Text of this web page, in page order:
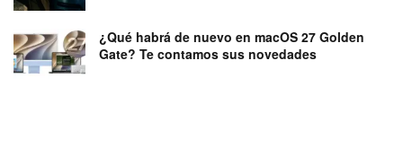
¿Qué habrá de nuevo en macOS 27 Golden
Gate? Te contamos sus novedades